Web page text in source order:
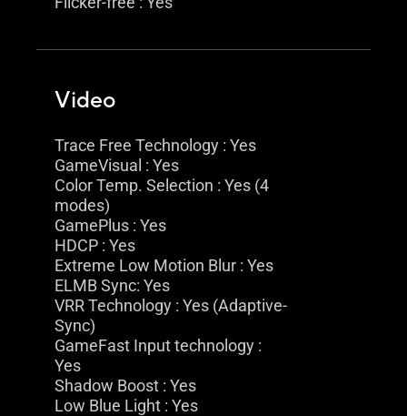
Video
Trace Free Technology : Yes
GameVisual : Yes
Color Temp. Selection : Yes (4
modes)
GamePlus : Yes
HDCP : Yes
Extreme Low Motion Blur : Yes
ELMB Sync: Yes
VRR Technology : Yes (Adaptive-
Sync)
GameFast Input technology :
Yes
Shadow Boost : Yes
Low Blue Light : Yes